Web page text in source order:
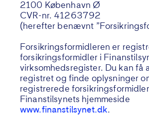
2100 København Ø
CVR-nr. 41263792
(herefter benævnt
Forsikringsformidleren er
forsikringsformidler i
virksomhedsregister. Du kan få
registret og finde oplysninger
registrerede
Finanstilsynets hjemmeside
www.finanstilsynet.dk.